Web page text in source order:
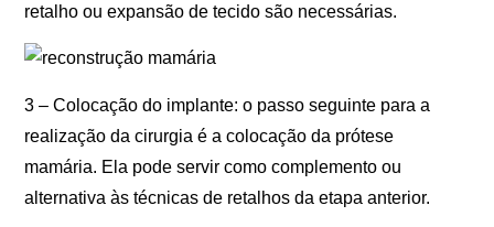
retalho ou expansão de tecido são necessárias.
3 – Colocação do implante: o passo seguinte para a
realização da cirurgia é a colocação da prótese
mamária. Ela pode servir como complemento ou
alternativa às técnicas de retalhos da etapa anterior.